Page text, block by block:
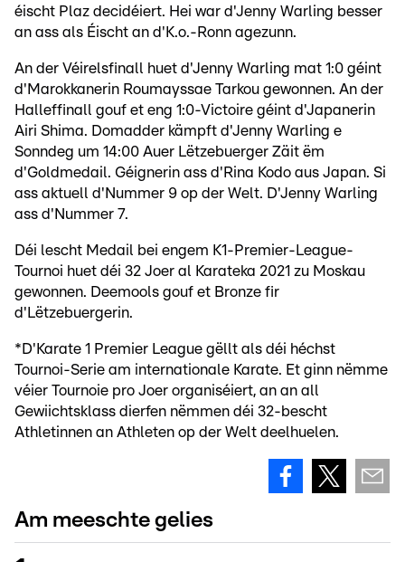
éischt Plaz decidéiert. Hei war d'Jenny Warling besser
an ass als Éischt an d'K.o.-Ronn agezunn.
An der Véirelsfinall huet d'Jenny Warling mat 1:0 géint
d'Marokkanerin Roumayssae Tarkou gewonnen. An der
Halleffinall gouf et eng 1:0-Victoire géint d'Japanerin
Airi Shima. Domadder kämpft d'Jenny Warling e
Sonndeg um 14:00 Auer Lëtzebuerger Zäit ëm
d'Goldmedail. Géignerin ass d'Rina Kodo aus Japan. Si
ass aktuell d'Nummer 9 op der Welt. D'Jenny Warling
ass d'Nummer 7.
Déi lescht Medail bei engem K1-Premier-League-
Tournoi huet déi 32 Joer al Karateka 2021 zu Moskau
gewonnen. Deemools gouf et Bronze fir
d'Lëtzebuergerin.
*D'Karate 1 Premier League gëllt als déi héchst
Tournoi-Serie am internationale Karate. Et ginn nëmme
véier Tournoie pro Joer organiséiert, an an all
Gewiichtsklass dierfen nëmmen déi 32-bescht
Athletinnen an Athleten op der Welt deelhuelen.
Am meeschte gelies